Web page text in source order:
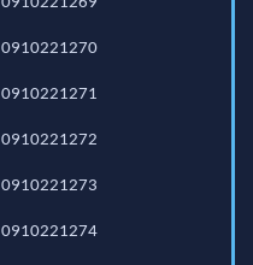
0910221270
0910221271
0910221272
0910221273
0910221274